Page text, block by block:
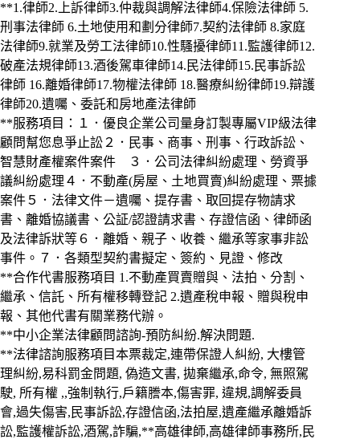
**1.律師2.上訴律師3.仲裁與調解法律師4.保險法律師 5.
刑事法律師 6.土地使用和劃分律師7.契約法律師 8.家庭
法律師9.就業及勞工法律師10.性騷擾律師11.監護律師12.
破產法規律師13.酒後駕車律師14.民法律師15.民事訴訟
律師 16.離婚律師17.物權法律師 18.醫療糾紛律師19.辯護
律師20.遺囑、委託和房地產法律師
**服務項目：１．優良企業公司量身訂製專屬VIP級法律
顧問幫您息爭止訟２．民事、商事、刑事、行政訴訟、
智慧財產權案件案件 ３．公司法律糾紛處理、勞資爭
議糾紛處理４．不動產(房屋、土地買賣)糾紛處理、票據
案件５．法律文件－遺囑、提存書、取回提存物請求
書、離婚協議書、公証/認證請求書、存證信函、律師函
及法律訴狀等６．離婚、親子、收養、繼承等家事非訟
事件。７．各類型契約書擬定、簽約、見證、修改
**合作代書服務項目 1.不動產買賣贈與、法拍、分割、
繼承、信託、所有權移轉登記 2.遺產稅申報、贈與稅申
報、其他代書有關業務代辦。
**中小企業法律顧問諮詢-預防糾紛.解決問題.
**法律諮詢服務項目本票裁定,連帶保證人糾紛, 大樓管
理糾紛,易科罰金問題, 偽造文書, 拋棄繼承,命令, 無照駕
駛, 所有權 ,,強制執行,戶籍謄本,傷害罪, 違規,調解委員
會,過失傷害,民事訴訟,存證信函,法拍屋,遺產繼承離婚訴
訟,監護權訴訟,酒駕,詐騙,**高雄律師,高雄律師事務所,民